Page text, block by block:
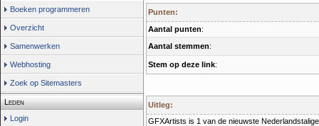
Boeken programmeren
Overzicht
Samenwerken
Webhosting
Zoek op Sitemasters
Leden
Login
Punten:
Aantal punten:
Aantal stemmen:
Stem op deze link:
Uitleg:
GFXArtists is 1 van de nieuwste